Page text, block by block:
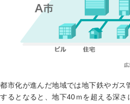
市化が進んだ地域では地下鉄やガ
るとなると、地下40ｍを超える深